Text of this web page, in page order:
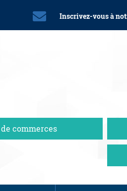
Inscrivez-vous à
commerces